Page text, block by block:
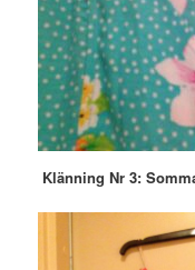
Klänning Nr 3: